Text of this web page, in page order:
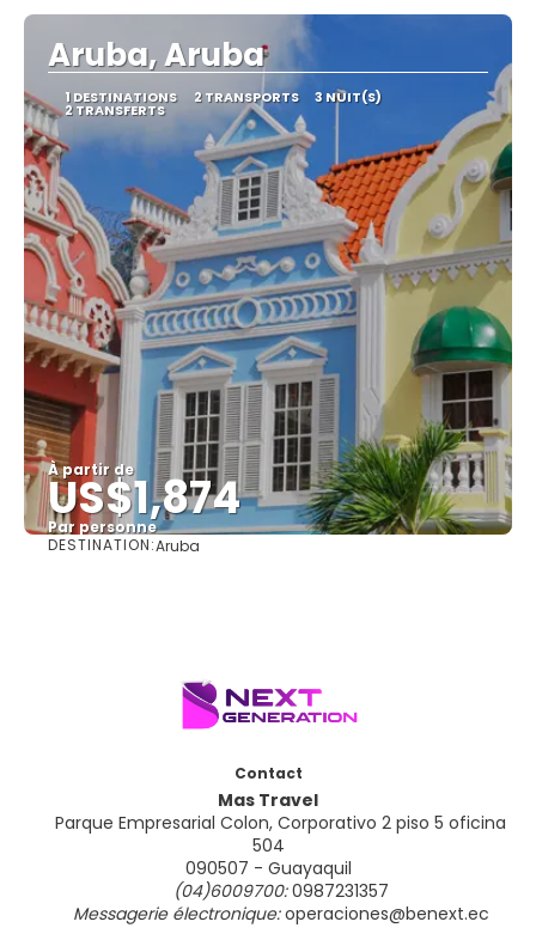
Aruba, Aruba
1 DESTINATIONS 2 TRANSPORTS 3 NUIT(S)
2 TRANSFERTS
À partir de
US$1,874
Par personne
DESTINATION:Aruba
Contact
Mas Travel
Parque Empresarial Colon, Corporativo 2 piso 5 oficina
504
090507 - Guayaquil
(04)6009700:0987231357
Messagerie électronique:operaciones@benext.ec